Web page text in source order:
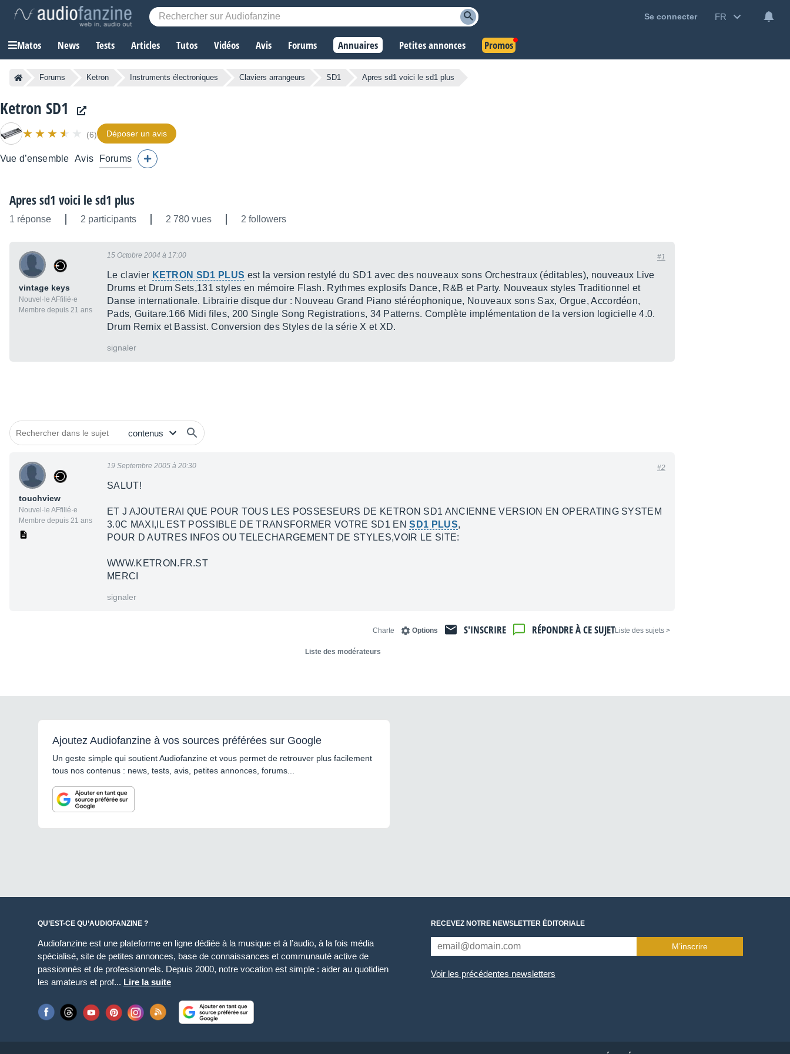
Se connecter FR
Matos News Tests Articles Tutos Vidéos Avis Forums Annuaires Petites annonces Promos
Forums Ketron Instruments électroniques Claviers arrangeurs SD1 Apres sd1 voici le sd1 plus
Ketron SD1
(6) Déposer un avis
Vue d’ensemble Avis Forums
Apres sd1 voici le sd1 plus
1 réponse 2 participants 2 780 vues 2 followers
vintage keys
Nouvel·le AFfilié·e
Membre depuis 21 ans
15 Octobre 2004 à 17:00 #1
Le clavier KETRON SD1 PLUS est la version restylé du SD1 avec des nouveaux sons Orchestraux (éditables), nouveaux Live
Drums et Drum Sets,131 styles en mémoire Flash. Rythmes explosifs Dance, R&B et Party. Nouveaux styles Traditionnel et
Danse internationale. Librairie disque dur : Nouveau Grand Piano stéréophonique, Nouveaux sons Sax, Orgue, Accordéon,
Pads, Guitare.166 Midi files, 200 Single Song Registrations, 34 Patterns. Complète implémentation de la version logicielle 4.0.
Drum Remix et Bassist. Conversion des Styles de la série X et XD.
signaler
touchview
Nouvel·le AFfilié·e
Membre depuis 21 ans
19 Septembre 2005 à 20:30 #2
SALUT!
ET J AJOUTERAI QUE POUR TOUS LES POSSESEURS DE KETRON SD1 ANCIENNE VERSION EN OPERATING SYSTEM
3.0C MAXI,IL EST POSSIBLE DE TRANSFORMER VOTRE SD1 ENSD1 PLUS,
POUR D AUTRES INFOS OU TELECHARGEMENT DE STYLES,VOIR LE SITE:
WWW.KETRON.FR.ST
MERCI
signaler
< Liste des sujets
RÉPONDRE À CE SUJET
S'INSCRIRE
Options
Charte
Liste des modérateurs
Ajoutez Audiofanzine à vos sources préférées sur Google
Un geste simple qui soutient Audiofanzine et vous permet de retrouver plus facilement
tous nos contenus : news, tests, avis, petites annonces, forums...
QU’EST-CE QU’AUDIOFANZINE ?
Audiofanzine est une plateforme en ligne dédiée à la musique et à l’audio, à la fois média
spécialisé, site de petites annonces, base de connaissances et communauté active de
passionnés et de professionnels. Depuis 2000, notre vocation est simple : aider au quotidien
les amateurs et prof... Lire la suite
RECEVEZ NOTRE NEWSLETTER ÉDITORIALE
M’inscrire
Voir les précédentes newsletters